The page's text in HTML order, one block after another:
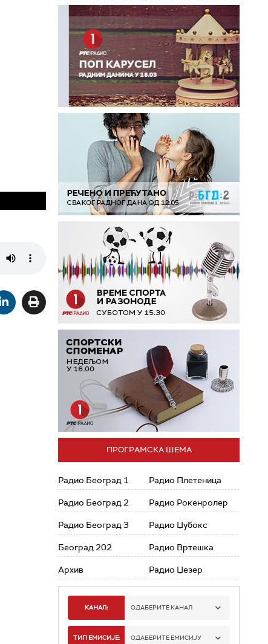
ПРОГРАМСКА ШЕМА
Радио Београд 1
Радио Београд 2
Радио Београд 3
Београд 202
Архив
Радио Плетеница
Радио Рокенролер
Радио Џубокс
Радио Вртешка
Радио Џезер
КАНАЛ: ОДАБЕРИТЕ КАНАЛ
РАДИО БЕОГРАД 1
ТИП ЕМИСИЈЕ: ОДАБЕРИТЕ ЕМИСИЈУ